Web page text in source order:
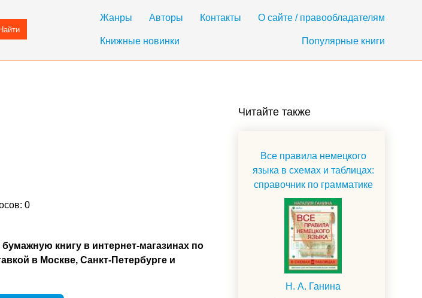
Жанры Авторы Контакты О сайте / правообладателям
Книжные новинки Популярные книги
0
книгу в интернет-магазинах по
в Москве, Санкт-Петербурге и
Читайте также
Все правила немецкого
языка в схемах и таблицах:
справочник по грамматике
Н. А. Ганина